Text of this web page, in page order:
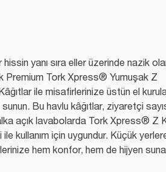
yanı sıra eller üzerinde nazik
Premium Tork Xpress® Yumuşak Z
ile misafirlerinize üstün el
Bu havlu kâğıtlar, ziyaretçi
açık lavabolarda Tork Xpress® Z
kullanım için uygundur. Küçük
hem konfor, hem de hijyen